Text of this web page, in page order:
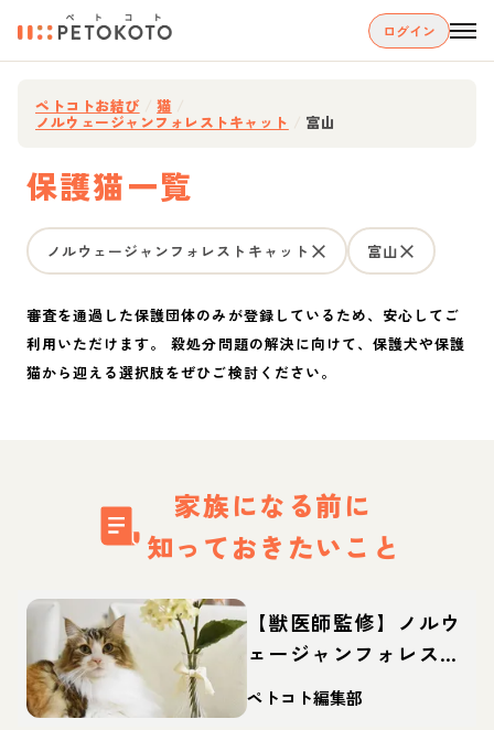
ログイン
ペトコトお結び 猫
ノルウェージャンフォレストキャット 富山
保護猫一覧
ノルウェージャンフォレストキャット 富山
審査を通過した保護団体のみが登録しているため、安心してご
利用いただけます。 殺処分問題の解決に向けて、保護犬や保護
猫から迎える選択肢をぜひご検討ください。
家族になる前に
知っておきたいこと
【獣医師監修】ノルウ
ェージャンフォレスト
キャットってどんな
猫？性格・体重・寿命
ペトコト編集部